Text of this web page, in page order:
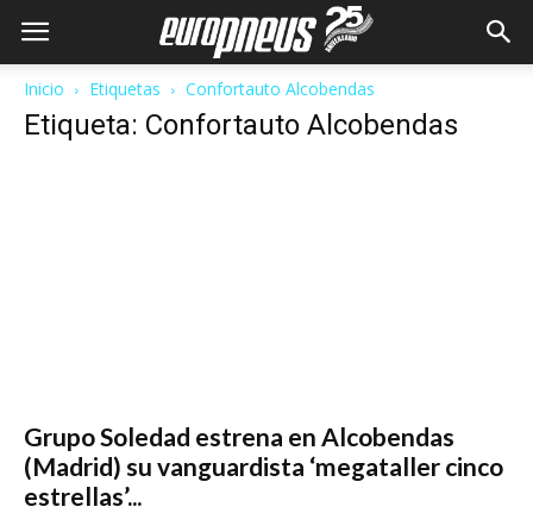
Inicio Etiquetas Confortauto Alcobendas
Etiqueta: Confortauto Alcobendas
Grupo Soledad estrena en Alcobendas
(Madrid) su vanguardista ‘megataller cinco
estrellas’...